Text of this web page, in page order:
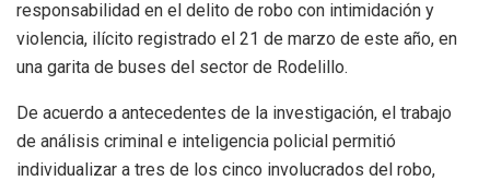
responsabilidad en el delito de robo con intimidación y
violencia, ilícito registrado el 21 de marzo de este año, en
una garita de buses del sector de Rodelillo.
De acuerdo a antecedentes de la investigación, el trabajo
de análisis criminal e inteligencia policial permitió
individualizar a tres de los cinco involucrados del robo,